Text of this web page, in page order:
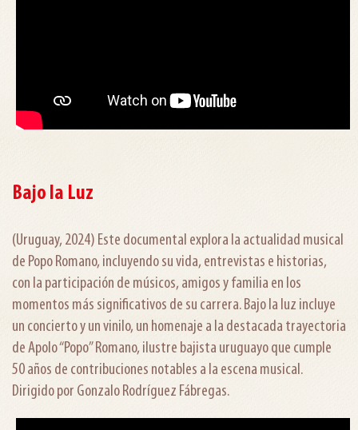
Bajo la Luz
(Uruguay, 2024) Este documental explora la actualidad musical
de Popo Romano, incluyendo su vida, entrevistas e historias,
con la participación de músicos, amigos y familia en los
momentos más significativos de su carrera. Bajo la luz incluye
un concierto y un vinilo, un homenaje a la destacada trayectoria
de Apolo “Popo” Romano, ilustre bajista uruguayo que cumple
50 años de contribuciones notables a la escena musical.
Dirigido por Gonzalo Rodríguez Fábregas.